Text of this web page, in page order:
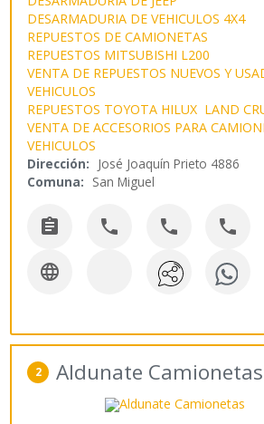
DESARMADURIA DE VEHICULOS 4X4
REPUESTOS DE CAMIONETAS
REPUESTOS MITSUBISHI L200
VENTA DE REPUESTOS NUEVOS Y
VEHICULOS
REPUESTOS TOYOTA HILUX LAND
VENTA DE ACCESORIOS PARA
VEHICULOS
Dirección: José Joaquín Prieto 4886
Comuna: San Miguel
   

2 Aldunate Camionetas